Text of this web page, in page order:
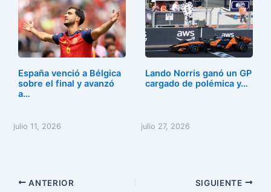
España venció a Bélgica
sobre el final y avanzó
a…
julio 11, 2026
Lando Norris ganó un GP
cargado de polémica y…
julio 27, 2026
ANTERIOR SIGUIENTE